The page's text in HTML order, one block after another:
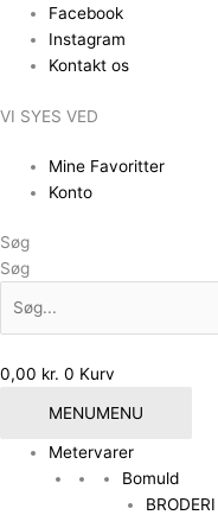
indholdet
Facebook
Instagram
Kontakt os
VI SYES VED
Mine Favoritter
Konto
Søg
Søg
0,00 kr. 0 Kurv
MENUMENU
Metervarer
Bomuld